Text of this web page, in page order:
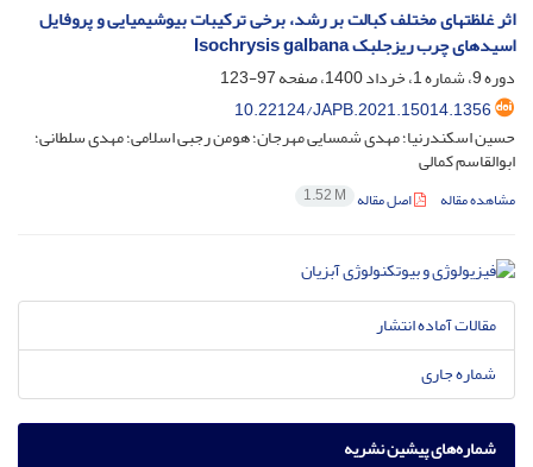
اثر غلظت‏های مختلف کبالت بر رشد، برخی ترکیبات بیوشیمیایی و پروفایل
اسیدهای چرب ریزجلبک Isochrysis galbana
دوره 9، شماره 1، خرداد 1400، صفحه
97-123
10.22124/JAPB.2021.15014.1356
حسین اسکندرنیا؛ مهدی شمسایی مهرجان؛ هومن رجبی اسلامی؛ مهدی سلطانی؛
ابوالقاسم کمالی
مشاهده مقاله اصل مقاله 1.52 M
مقالات آماده انتشار
شماره جاری
شماره‌های پیشین نشریه